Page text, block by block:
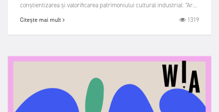
conștientizarea și valorificarea patrimoniului cultural industrial: “Ar...
Citește mai mult 1319